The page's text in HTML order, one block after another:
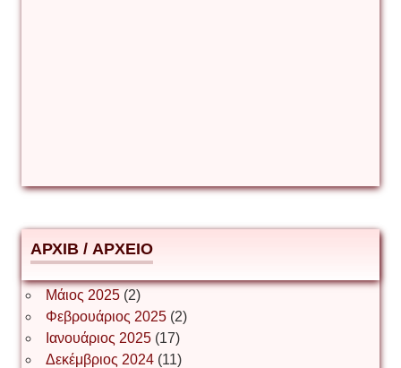
Δημήτριος Ζακοντινός
ΕΥΑΓΓΕΛΟΣ ΜΩΚΟΣ
Ιωάννης Σ. Παπαφλωράτος
АРХІВ / ΑΡΧΕΙΟ
Μάιος 2025(2)
Φεβρουάριος 2025(2)
Ιανουάριος 2025(17)
Δεκέμβριος 2024(11)